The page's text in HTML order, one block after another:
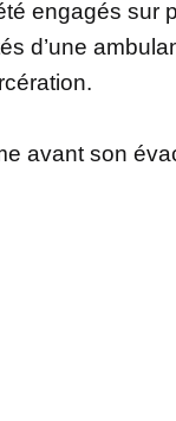
engagés sur
d’une
avant son